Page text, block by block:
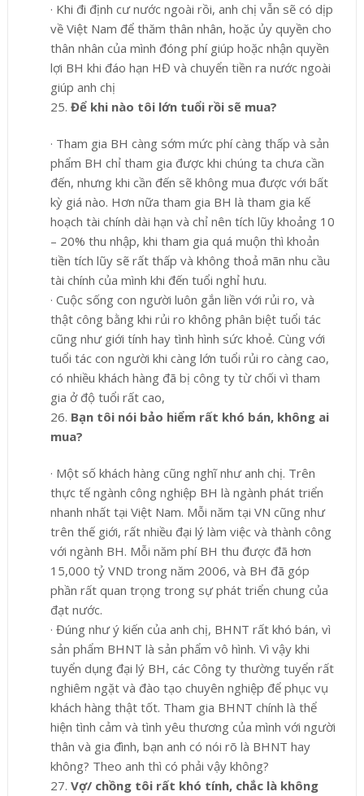
· Khi đi định cư nước ngoài rồi, anh chị vẫn sẽ có dịp
về Việt Nam để thăm thân nhân, hoặc ủy quyền cho
thân nhân của mình đóng phí giúp hoặc nhận quyền
lợi BH khi đáo hạn HĐ và chuyển tiền ra nước ngoài
giúp anh chị
25. Để khi nào tôi lớn tuổi rồi sẽ mua?
· Tham gia BH càng sớm mức phí càng thấp và sản
phẩm BH chỉ tham gia được khi chúng ta chưa cần
đến, nhưng khi cần đến sẽ không mua được với bất
kỳ giá nào. Hơn nữa tham gia BH là tham gia kế
hoạch tài chính dài hạn và chỉ nên tích lũy khoảng 10
– 20% thu nhập, khi tham gia quá muộn thì khoản
tiền tích lũy sẽ rất thấp và không thoả mãn nhu cầu
tài chính của mình khi đến tuổi nghỉ hưu.
· Cuộc sống con người luôn gắn liền với rủi ro, và
thật công bằng khi rủi ro không phân biệt tuổi tác
cũng như giới tính hay tình hình sức khoẻ. Cùng với
tuổi tác con người khi càng lớn tuổi rủi ro càng cao,
có nhiều khách hàng đã bị công ty từ chối vì tham
gia ở độ tuổi rất cao,
26. Bạn tôi nói bảo hiểm rất khó bán, không ai
mua?
· Một số khách hàng cũng nghĩ như anh chị. Trên
thực tế ngành công nghiệp BH là ngành phát triển
nhanh nhất tại Việt Nam. Mỗi năm tại VN cũng như
trên thế giới, rất nhiều đại lý làm việc và thành công
với ngành BH. Mỗi năm phí BH thu được đã hơn
15,000 tỷ VND trong năm 2006, và BH đã góp
phần rất quan trọng trong sự phát triển chung của
đạt nước.
· Đúng như ý kiến của anh chị, BHNT rất khó bán, vì
sản phẩm BHNT là sản phẩm vô hình. Vì vậy khi
tuyển dụng đại lý BH, các Công ty thường tuyển rất
nghiêm ngặt và đào tạo chuyên nghiệp để phục vụ
khách hàng thật tốt. Tham gia BHNT chính là thể
hiện tình cảm và tình yêu thương của mình với người
thân và gia đình, bạn anh có nói rõ là BHNT hay
không? Theo anh thì có phải vậy không?
27. Vợ/ chồng tôi rất khó tính, chắc là không